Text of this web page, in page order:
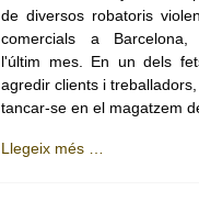
de diversos robatoris
comercials a Barcelona,
l'últim mes. En un dels
agredir clients i
tancar-se en el magatzem
Llegeix més …